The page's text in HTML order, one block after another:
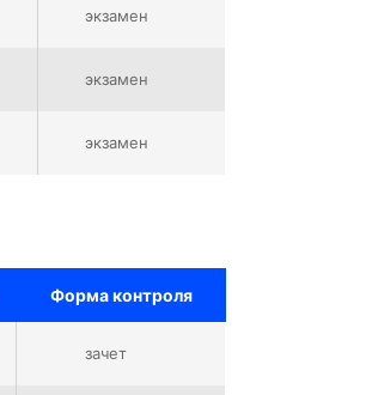
экзамен
экзамен
экзамен
Форма контроля
зачет